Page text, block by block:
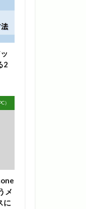
2
）
メ
に